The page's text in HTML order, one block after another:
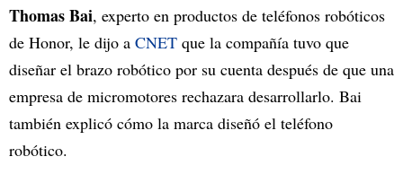
Thomas Bai, experto en productos de teléfonos robóticos
de Honor, le dijo a CNET que la compañía tuvo que
diseñar el brazo robótico por su cuenta después de que una
empresa de micromotores rechazara desarrollarlo. Bai
también explicó cómo la marca diseñó el teléfono
robótico.